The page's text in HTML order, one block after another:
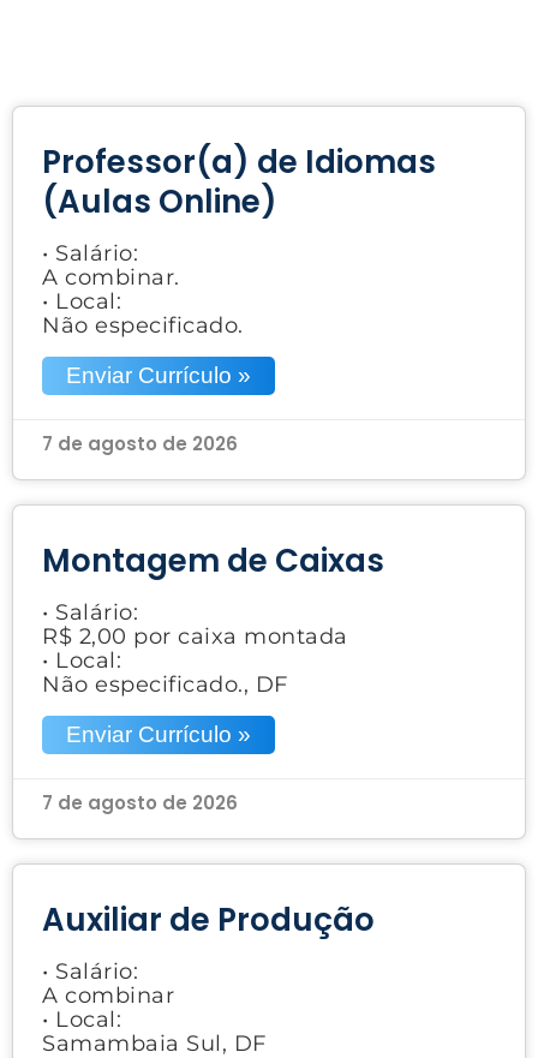
Professor(a) de Idiomas
(Aulas Online)
• Salário:
A combinar.
• Local:
Não especificado.
Enviar Currículo »
7 de agosto de 2026
Montagem de Caixas
• Salário:
R$ 2,00 por caixa montada
• Local:
Não especificado., DF
Enviar Currículo »
7 de agosto de 2026
Auxiliar de Produção
• Salário:
A combinar
• Local:
Samambaia Sul, DF